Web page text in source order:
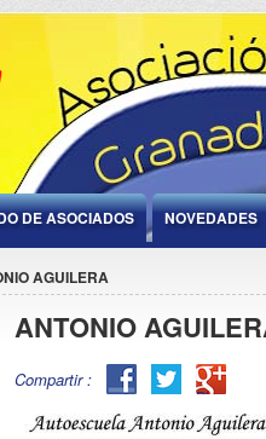
DE ASOCIADOS NOVEDADES
AGUILERA
ANTONIO
Compartir : FacebookTwitter
Plus